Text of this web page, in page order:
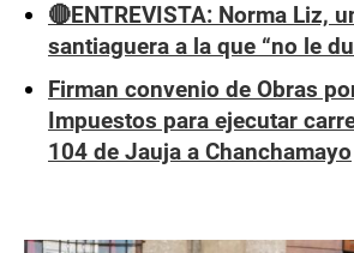
🔴ENTREVISTA: Norma Liz,
santiaguera a la que “no le
Firman convenio de Obras
Impuestos para ejecutar
104 de Jauja a Chanchamayo